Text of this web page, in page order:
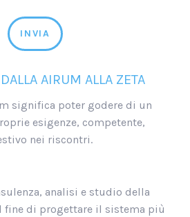
INVIA
AIRUM ALLA ZETA
significa poter godere di un
esigenze, competente,
nei riscontri.
analisi e studio della
fine di progettare il sistema più